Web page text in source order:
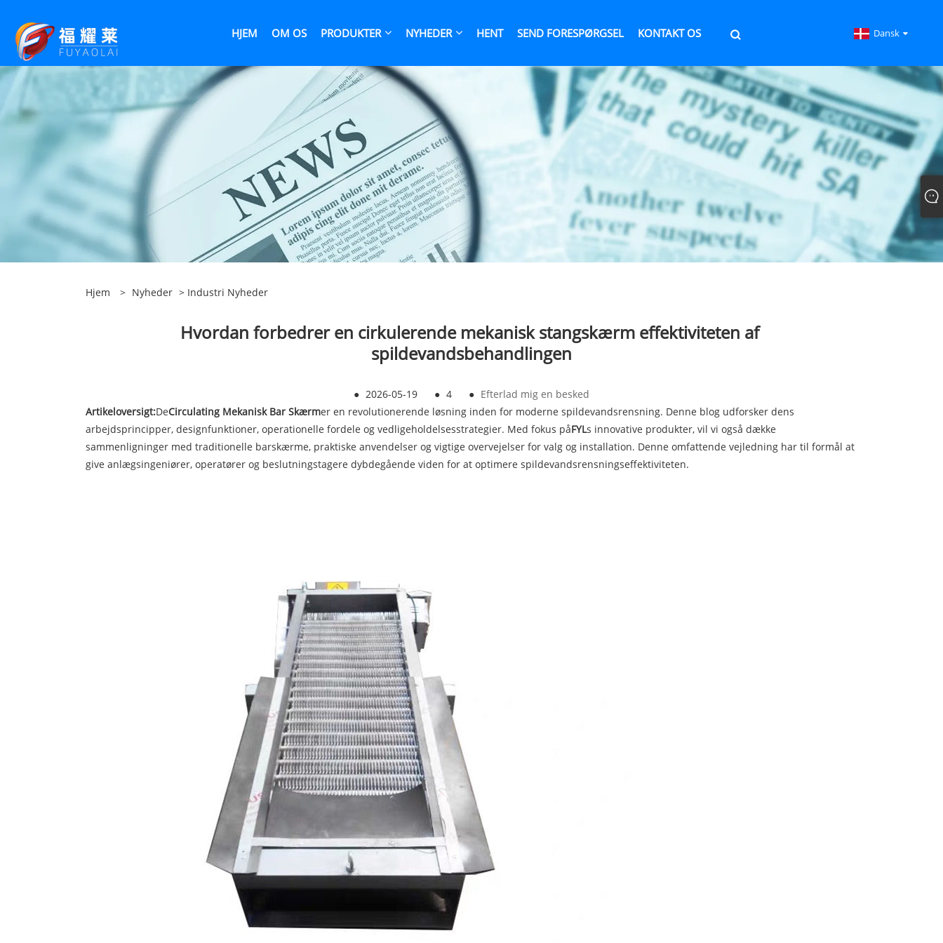
HJEM OM OS PRODUKTER NYHEDER HENT SEND FORESPØRGSEL KONTAKT OS Dansk
Hjem > Nyheder > Industri Nyheder
Hvordan forbedrer en cirkulerende mekanisk stangskærm effektiviteten af ​​
spildevandsbehandlingen
● 2026-05-19 ● 4 ● Efterlad mig en besked
Artikeloversigt:DeCirculating Mekanisk Bar Skærmer en revolutionerende løsning inden for moderne spildevandsrensning. Denne blog udforsker dens
arbejdsprincipper, designfunktioner, operationelle fordele og vedligeholdelsesstrategier. Med fokus påFYLs innovative produkter, vil vi også dække
sammenligninger med traditionelle barskærme, praktiske anvendelser og vigtige overvejelser for valg og installation. Denne omfattende vejledning har til formål at
give anlægsingeniører, operatører og beslutningstagere dybdegående viden for at optimere spildevandsrensningseffektiviteten.